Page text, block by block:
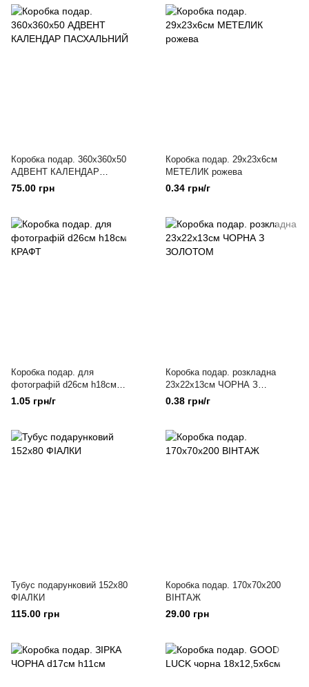
Коробка подар. 360х360х50
АДВЕНТ КАЛЕНДАР
ПАСХАЛЬНИЙ
75.00 грн
Коробка подар. 29х23х6см
МЕТЕЛИК рожева
0.34 грн/г
Коробка подар. для
фотографій d26см h18см
КРАФТ
1.05 грн/г
Коробка подар. розкладна
23х22х13см ЧОРНА З
ЗОЛОТОМ
0.38 грн/г
Тубус подарунковий 152х80
ФІАЛКИ
115.00 грн
Коробка подар. 170х70х200
ВІНТАЖ
29.00 грн